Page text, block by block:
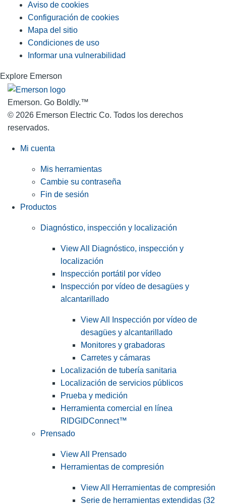
Aviso de cookies
Configuración de cookies
Mapa del sitio
Condiciones de uso
Informar una vulnerabilidad
Explore Emerson
Emerson. Go Boldly.™
© 2026 Emerson Electric Co. Todos los derechos
reservados.
Mi cuenta
Mis herramientas
Cambie su contraseña
Fin de sesión
Productos
Diagnóstico, inspección y localización
View All Diagnóstico, inspección y
localización
Inspección portátil por vídeo
Inspección por vídeo de desagües y
alcantarillado
View All Inspección por vídeo de
desagües y alcantarillado
Monitores y grabadoras
Carretes y cámaras
Localización de tubería sanitaria
Localización de servicios públicos
Prueba y medición
Herramienta comercial en línea
RIDGIDConnect™
Prensado
View All Prensado
Herramientas de compresión
View All Herramientas de compresión
Serie de herramientas extendidas (32